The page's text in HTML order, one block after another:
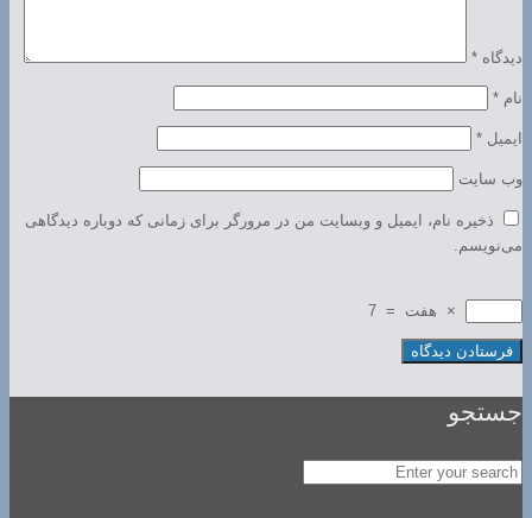
دیدگاه *
نام *
ایمیل *
وب‌ سایت
ذخیره نام، ایمیل و وبسایت من در مرورگر برای زمانی که دوباره دیدگاهی
می‌نویسم.
× هفت =
7
جستجو